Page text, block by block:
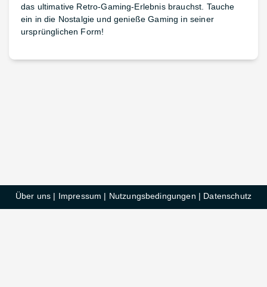
das ultimative Retro-Gaming-Erlebnis brauchst. Tauche
ein in die Nostalgie und genieße Gaming in seiner
ursprünglichen Form!
Über uns | Impressum | Nutzungsbedingungen | Datenschutz